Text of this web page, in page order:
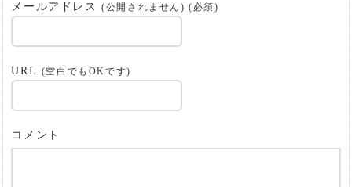
メールアドレス(公開されません) (必須)
URL (空白でもOKです)
コメント